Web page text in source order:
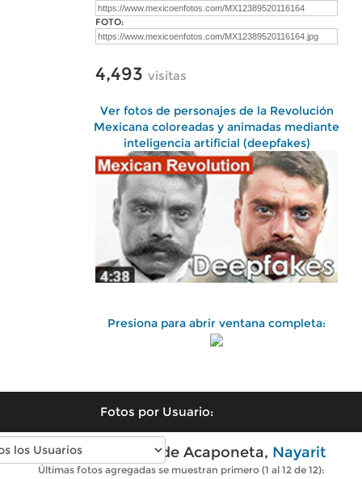
FOTO:
4,493 visitas
Ver fotos de personajes de la Revolución
Mexicana coloreadas y animadas mediante
inteligencia artificial (deepfakes)
Presiona para abrir ventana completa:
Fotos por Usuario:
Fotos modernas de Acaponeta, Nayarit
Últimas fotos agregadas se muestran primero (1 al 12 de 12):